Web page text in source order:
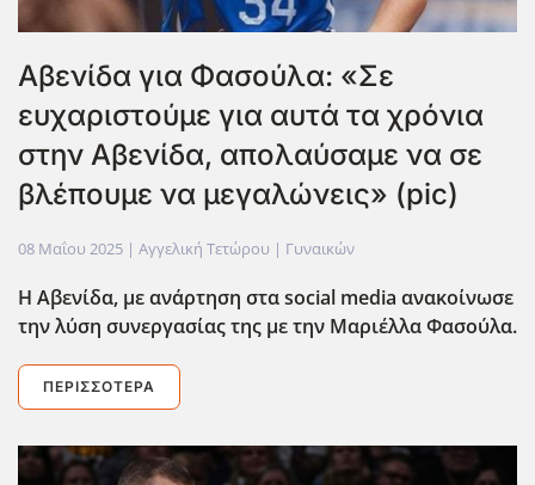
Αβενίδα για Φασούλα: «Σε
ευχαριστούμε για αυτά τα χρόνια
στην Αβενίδα, απολαύσαμε να σε
βλέπουμε να μεγαλώνεις» (pic)
08 Μαΐου 2025 | Αγγελική Τετώρου | Γυναικών
Η Αβενίδα, με ανάρτηση στα social media ανακοίνωσε
την λύση συνεργασίας της με την Μαριέλλα Φασούλα.
ΠΕΡΙΣΣΌΤΕΡΑ